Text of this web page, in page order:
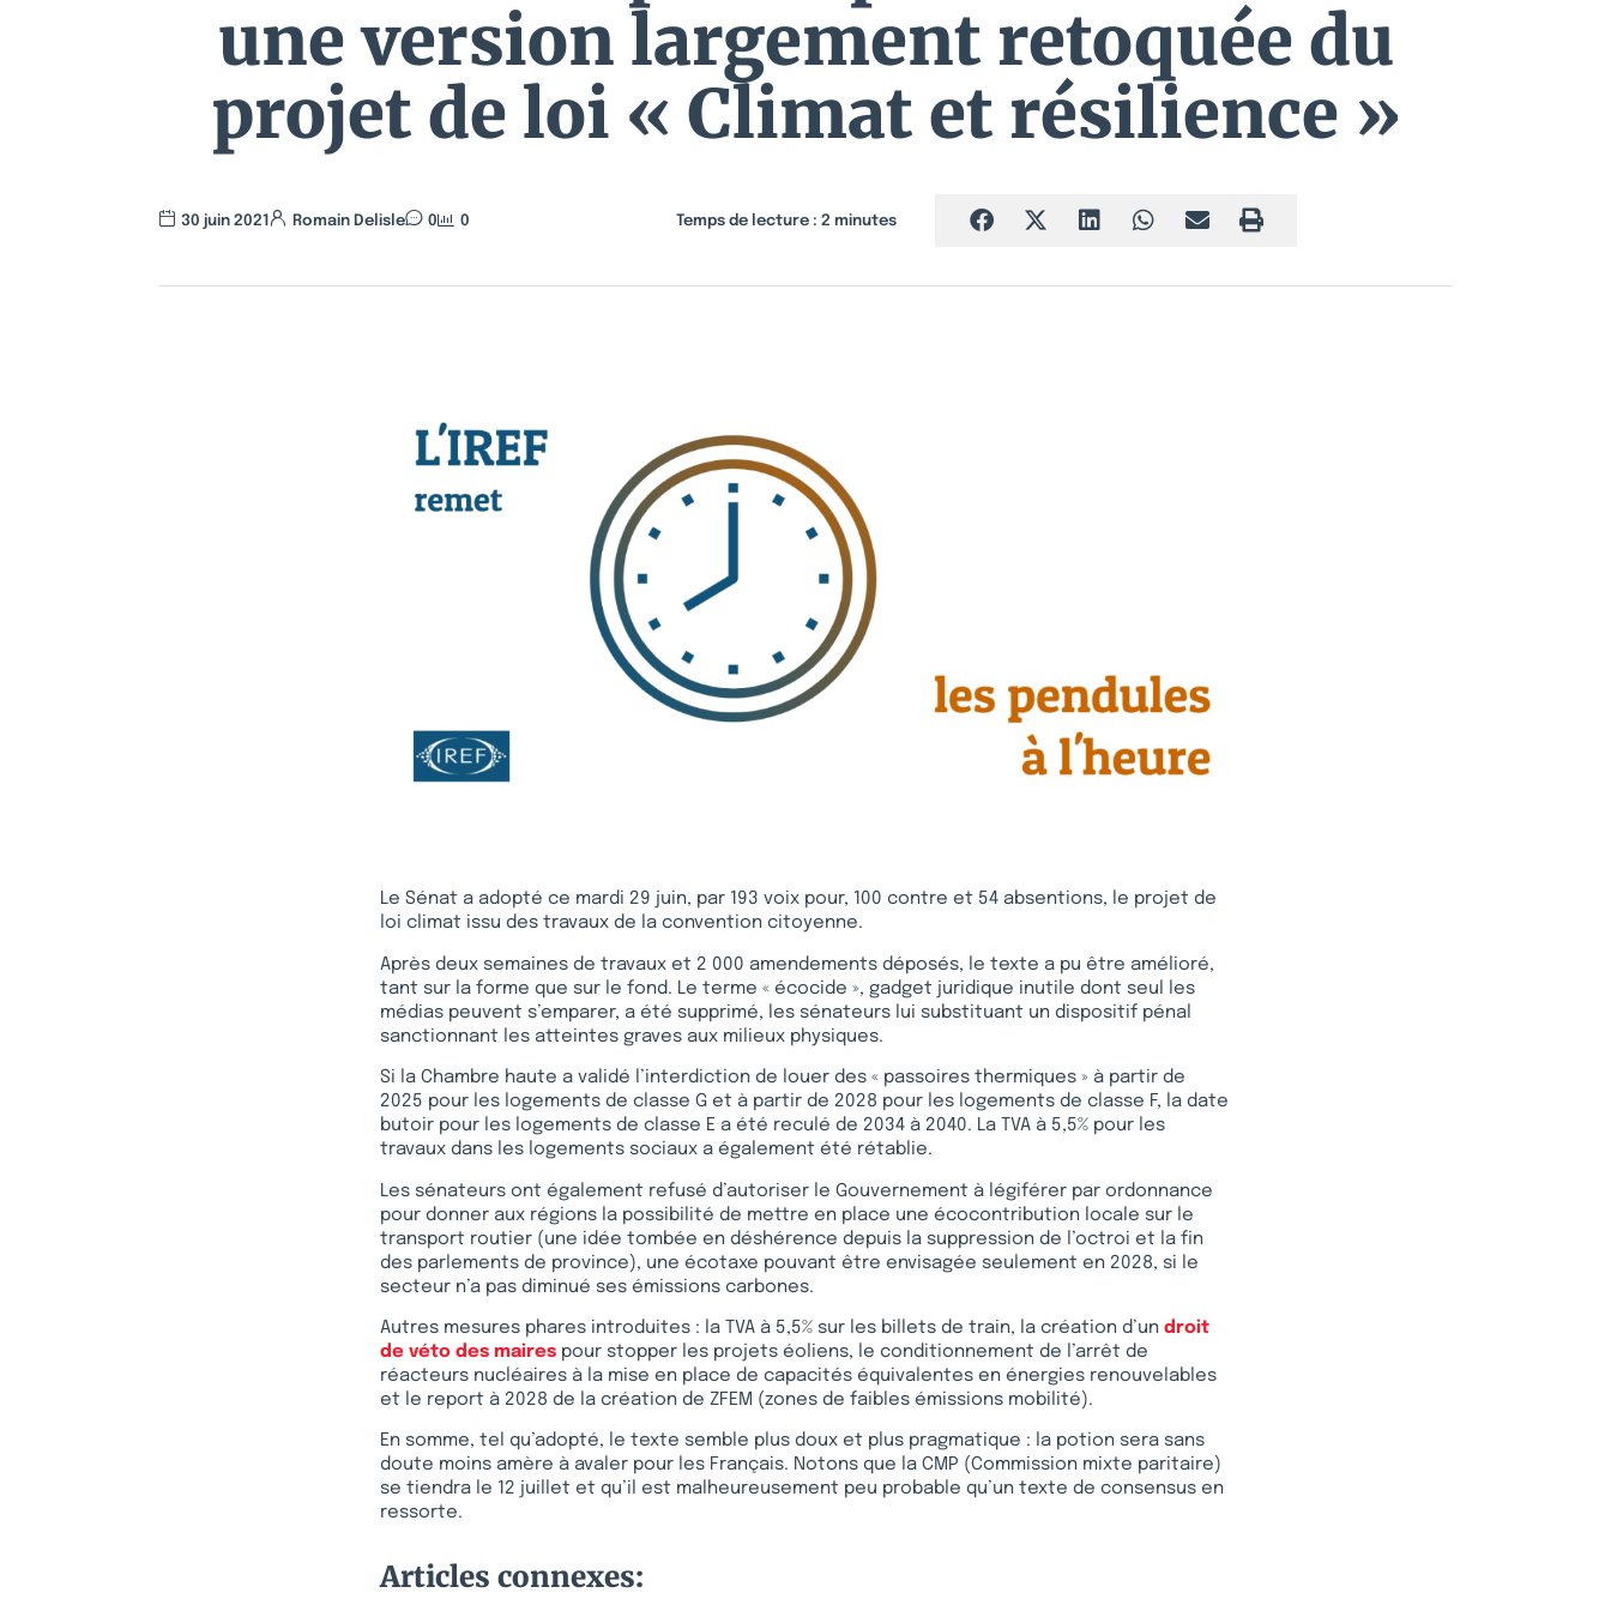
une version largement retoquée du
projet de loi « Climat et résilience »
30 juin 2021 Romain Delisle 0 0 Temps de lecture : 2 minutes
Le Sénat a adopté ce mardi 29 juin, par 193 voix pour, 100 contre et 54 absentions, le projet de
loi climat issu des travaux de la convention citoyenne.
Après deux semaines de travaux et 2 000 amendements déposés, le texte a pu être amélioré,
tant sur la forme que sur le fond. Le terme « écocide », gadget juridique inutile dont seul les
médias peuvent s’emparer, a été supprimé, les sénateurs lui substituant un dispositif pénal
sanctionnant les atteintes graves aux milieux physiques.
Si la Chambre haute a validé l’interdiction de louer des « passoires thermiques » à partir de
2025 pour les logements de classe G et à partir de 2028 pour les logements de classe F, la date
butoir pour les logements de classe E a été reculé de 2034 à 2040. La TVA à 5,5% pour les
travaux dans les logements sociaux a également été rétablie.
Les sénateurs ont également refusé d’autoriser le Gouvernement à légiférer par ordonnance
pour donner aux régions la possibilité de mettre en place une écocontribution locale sur le
transport routier (une idée tombée en déshérence depuis la suppression de l’octroi et la fin
des parlements de province), une écotaxe pouvant être envisagée seulement en 2028, si le
secteur n’a pas diminué ses émissions carbones.
Autres mesures phares introduites : la TVA à 5,5% sur les billets de train, la création d’un droit
de véto des maires pour stopper les projets éoliens, le conditionnement de l’arrêt de
réacteurs nucléaires à la mise en place de capacités équivalentes en énergies renouvelables
et le report à 2028 de la création de ZFEM (zones de faibles émissions mobilité).
En somme, tel qu’adopté, le texte semble plus doux et plus pragmatique : la potion sera sans
doute moins amère à avaler pour les Français. Notons que la CMP (Commission mixte paritaire)
se tiendra le 12 juillet et qu’il est malheureusement peu probable qu’un texte de consensus en
ressorte.
Articles connexes: